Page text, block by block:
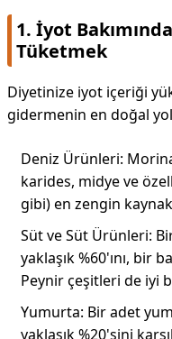
1. İyot
Tüketmek
Diyetinize iyot içeriği
gidermenin en doğal
Deniz Ürünleri:
karides, midye ve
gibi) en zengin
Süt ve Süt Ürünleri:
yaklaşık %60'ını, bir
Peynir çeşitleri de iyi
Yumurta: Bir adet
yaklaşık %20'sini